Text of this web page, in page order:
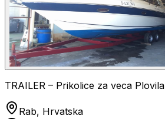
TRAILER – Prikolice za veca Plovila
Rab, Hrvatska